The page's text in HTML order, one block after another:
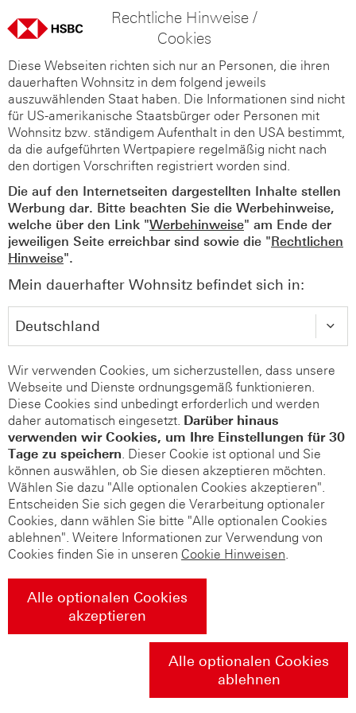
Rechtliche Hinweise /
Cookies
Diese Webseiten richten sich nur an Personen, die ihren
dauerhaften Wohnsitz in dem folgend jeweils
auszuwählenden Staat haben. Die Informationen sind nicht
für US-amerikanische Staatsbürger oder Personen mit
Wohnsitz bzw. ständigem Aufenthalt in den USA bestimmt,
da die aufgeführten Wertpapiere regelmäßig nicht nach
den dortigen Vorschriften registriert worden sind.
Die auf den Internetseiten dargestellten Inhalte stellen
Werbung dar. Bitte beachten Sie die Werbehinweise,
welche über den Link "Werbehinweise" am Ende der
jeweiligen Seite erreichbar sind sowie die "Rechtlichen
Hinweise".
Mein dauerhafter Wohnsitz befindet sich in:
Wir verwenden Cookies, um sicherzustellen, dass unsere
Webseite und Dienste ordnungsgemäß funktionieren.
Diese Cookies sind unbedingt erforderlich und werden
daher automatisch eingesetzt. Darüber hinaus
verwenden wir Cookies, um Ihre Einstellungen für 30
Tage zu speichern. Dieser Cookie ist optional und Sie
können auswählen, ob Sie diesen akzeptieren möchten.
Wählen Sie dazu "Alle optionalen Cookies akzeptieren".
Entscheiden Sie sich gegen die Verarbeitung optionaler
Cookies, dann wählen Sie bitte "Alle optionalen Cookies
ablehnen". Weitere Informationen zur Verwendung von
Cookies finden Sie in unseren Cookie Hinweisen.
Alle optionalen Cookies
akzeptieren
Alle optionalen Cookies
ablehnen